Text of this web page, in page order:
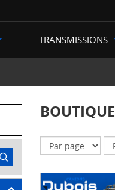
TRANSMISSIONS
BOUTIQUE